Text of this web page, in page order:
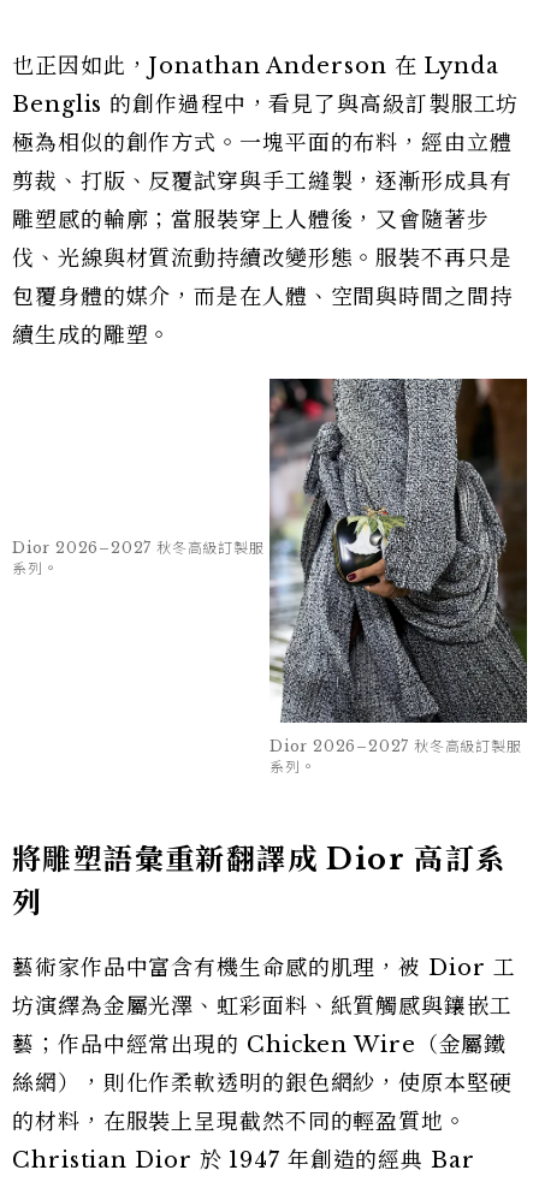
Dior 2026–2027 秋冬高級訂製服
系列。
也正因如此，Jonathan Anderson 在 Lynda
Benglis 的創作過程中，看見了與高級訂製服工坊
極為相似的創作方式。一塊平面的布料，經由立體
剪裁、打版、反覆試穿與手工縫製，逐漸形成具有
雕塑感的輪廓；當服裝穿上人體後，又會隨著步
伐、光線與材質流動持續改變形態。服裝不再只是
包覆身體的媒介，而是在人體、空間與時間之間持